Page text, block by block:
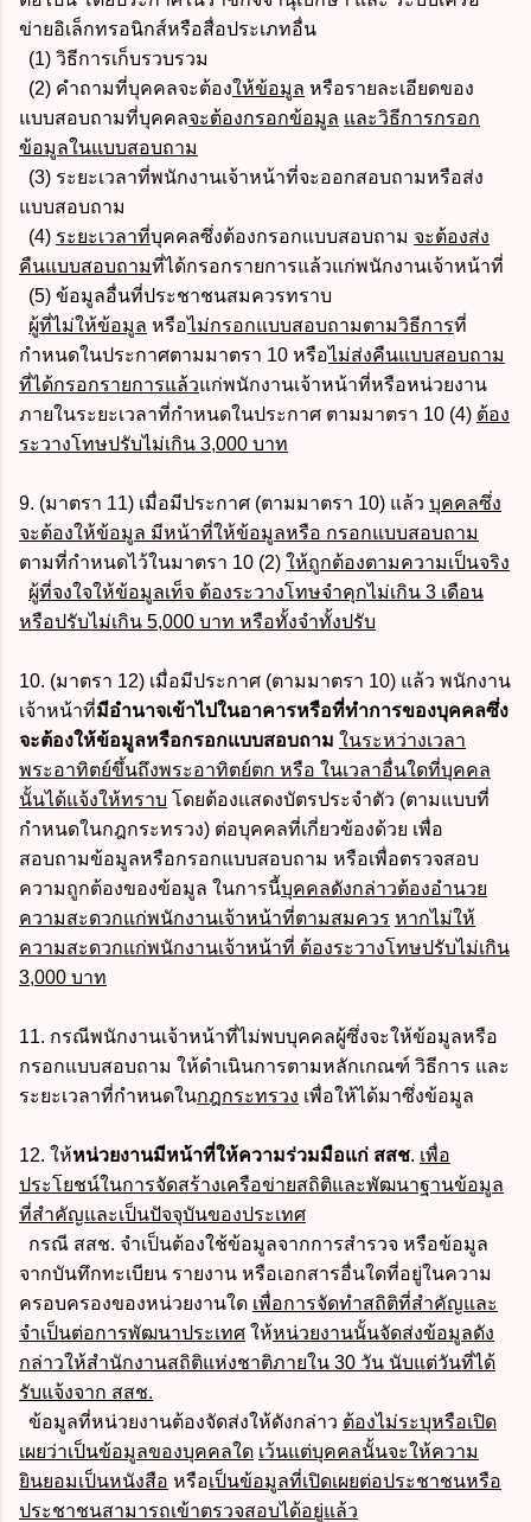
ข่ายอิเล็กทรอนิกส์หรือสื่อประเภทอื่น
(1) วิธีการเก็บรวบรวม
(2) คำถามที่บุคคลจะต้องให้ข้อมูล หรือรายละเอียดของ
แบบสอบถามที่บุคคลจะต้องกรอกข้อมูล และวิธีการกรอก
ข้อมูลในแบบสอบถาม
(3) ระยะเวลาที่พนักงานเจ้าหน้าที่จะออกสอบถามหรือส่ง
แบบสอบถาม
(4) ระยะเวลาที่บุคคลซึ่งต้องกรอกแบบสอบถาม จะต้องส่ง
คืนแบบสอบถามที่ได้กรอกรายการแล้วแก่พนักงานเจ้าหน้าที่
(5) ข้อมูลอื่นที่ประชาชนสมควรทราบ
ผู้ที่ไม่ให้ข้อมูล หรือไม่กรอกแบบสอบถามตามวิธีการที่
กำหนดในประกาศตามมาตรา 10 หรือไม่ส่งคืนแบบสอบถาม
ที่ได้กรอกรายการแล้วแก่พนักงานเจ้าหน้าที่หรือหน่วยงาน
ภายในระยะเวลาที่กำหนดในประกาศ ตามมาตรา 10 (4) ต้อง
ระวางโทษปรับไม่เกิน 3,000 บาท
9. (มาตรา 11) เมื่อมีประกาศ (ตามมาตรา 10) แล้ว บุคคลซึ่ง
จะต้องให้ข้อมูล มีหน้าที่ให้ข้อมูลหรือ กรอกแบบสอบถาม
ตามที่กำหนดไว้ในมาตรา 10 (2) ให้ถูกต้องตามความเป็นจริง
ผู้ที่จงใจให้ข้อมูลเท็จ ต้องระวางโทษจำคุกไม่เกิน 3 เดือน
หรือปรับไม่เกิน 5,000 บาท หรือทั้งจำทั้งปรับ
10. (มาตรา 12) เมื่อมีประกาศ (ตามมาตรา 10) แล้ว พนักงาน
เจ้าหน้าที่มีอำนาจเข้าไปในอาคารหรือที่ทำการของบุคคลซึ่ง
จะต้องให้ข้อมูลหรือกรอกแบบสอบถาม ในระหว่างเวลา
พระอาทิตย์ขึ้นถึงพระอาทิตย์ตก หรือ ในเวลาอื่นใดที่บุคคล
นั้นได้แจ้งให้ทราบ โดยต้องแสดงบัตรประจำตัว (ตามแบบที่
กำหนดในกฎกระทรวง) ต่อบุคคลที่เกี่ยวข้องด้วย เพื่อ
สอบถามข้อมูลหรือกรอกแบบสอบถาม หรือเพื่อตรวจสอบ
ความถูกต้องของข้อมูล ในการนี้บุคคลดังกล่าวต้องอำนวย
ความสะดวกแก่พนักงานเจ้าหน้าที่ตามสมควร หากไม่ให้
ความสะดวกแก่พนักงานเจ้าหน้าที่ ต้องระวางโทษปรับไม่เกิน
3,000 บาท
11. กรณีพนักงานเจ้าหน้าที่ไม่พบบุคคลผู้ซึ่งจะให้ข้อมูลหรือ
กรอกแบบสอบถาม ให้ดำเนินการตามหลักเกณฑ์ วิธีการ และ
ระยะเวลาที่กำหนดในกฎกระทรวง เพื่อให้ได้มาซึ่งข้อมูล
12. ให้หน่วยงานมีหน้าที่ให้ความร่วมมือแก่ สสช. เพื่อ
ประโยชน์ในการจัดสร้างเครือข่ายสถิติและพัฒนาฐานข้อมูล
ที่สำคัญและเป็นปัจจุบันของประเทศ
กรณี สสช. จำเป็นต้องใช้ข้อมูลจากการสำรวจ หรือข้อมูล
จากบันทึกทะเบียน รายงาน หรือเอกสารอื่นใดที่อยู่ในความ
ครอบครองของหน่วยงานใด เพื่อการจัดทำสถิติที่สำคัญและ
จำเป็นต่อการพัฒนาประเทศ ให้หน่วยงานนั้นจัดส่งข้อมูลดัง
กล่าวให้สำนักงานสถิติแห่งชาติภายใน 30 วัน นับแต่วันที่ได้
รับแจ้งจาก สสช.
ข้อมูลที่หน่วยงานต้องจัดส่งให้ดังกล่าว ต้องไม่ระบุหรือเปิด
เผยว่าเป็นข้อมูลของบุคคลใด เว้นแต่บุคคลนั้นจะให้ความ
ยินยอมเป็นหนังสือ หรือเป็นข้อมูลที่เปิดเผยต่อประชาชนหรือ
ประชาชนสามารถเข้าตรวจสอบได้อยู่แล้ว